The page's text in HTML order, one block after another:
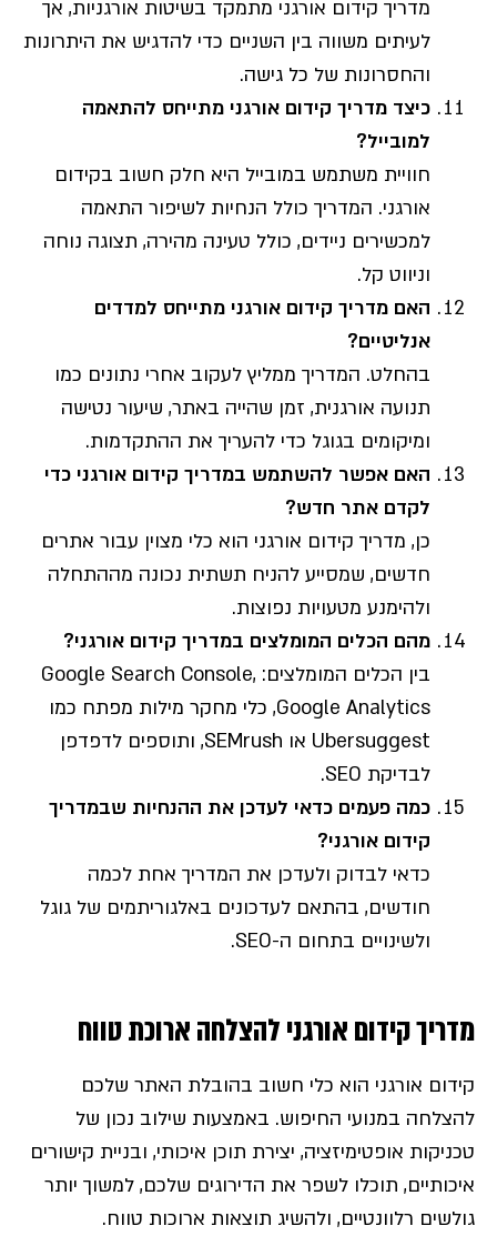
מדריך קידום אורגני מתמקד בשיטות אורגניות, אך
לעיתים משווה בין השניים כדי להדגיש את היתרונות
והחסרונות של כל גישה.
כיצד מדריך קידום אורגני מתייחס להתאמה
למובייל?
חוויית משתמש במובייל היא חלק חשוב בקידום
אורגני. המדריך כולל הנחיות לשיפור התאמה
למכשירים ניידים, כולל טעינה מהירה, תצוגה נוחה
וניווט קל.
האם מדריך קידום אורגני מתייחס למדדים
אנליטיים?
בהחלט. המדריך ממליץ לעקוב אחרי נתונים כמו
תנועה אורגנית, זמן שהייה באתר, שיעור נטישה
ומיקומים בגוגל כדי להעריך את ההתקדמות.
האם אפשר להשתמש במדריך קידום אורגני כדי
לקדם אתר חדש?
כן, מדריך קידום אורגני הוא כלי מצוין עבור אתרים
חדשים, שמסייע להניח תשתית נכונה מההתחלה
ולהימנע מטעויות נפוצות.
מהם הכלים המומלצים במדריך קידום אורגני?
בין הכלים המומלצים: Google Search Console,
Google Analytics, כלי מחקר מילות מפתח כמו
Ubersuggest או SEMrush, ותוספים לדפדפן
לבדיקת SEO.
כמה פעמים כדאי לעדכן את ההנחיות שבמדריך
קידום אורגני?
כדאי לבדוק ולעדכן את המדריך אחת לכמה
חודשים, בהתאם לעדכונים באלגוריתמים של גוגל
ולשינויים בתחום ה-SEO.
מדריך קידום אורגני להצלחה ארוכת טווח
קידום אורגני הוא כלי חשוב בהובלת האתר שלכם
להצלחה במנועי החיפוש. באמצעות שילוב נכון של
טכניקות אופטימיזציה, יצירת תוכן איכותי, ובניית קישורים
איכותיים, תוכלו לשפר את הדירוגים שלכם, למשוך יותר
גולשים רלוונטיים, ולהשיג תוצאות ארוכות טווח.